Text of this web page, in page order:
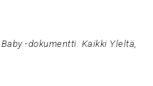
-dokumentti. Kaikki Yleltä,